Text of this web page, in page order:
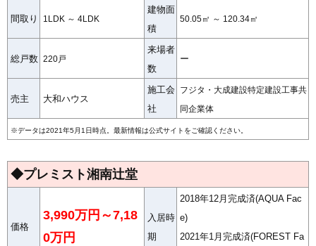
間取り 1LDK ～ 4LDK
建物面
積
50.05㎡ ～ 120.34㎡
総戸数 220戸
来場者
数
ー
売主 大和ハウス
施工会
社
フジタ・大成建設特定建設工事共
同企業体
※データは2021年5月1日時点。最新情報は公式サイトをご確認ください。
◆プレミスト湘南辻堂
価格
3,990万円～7,18
0万円
入居時
期
2018年12月完成済(AQUA Fac
e)
2021年1月完成済(FOREST Fa